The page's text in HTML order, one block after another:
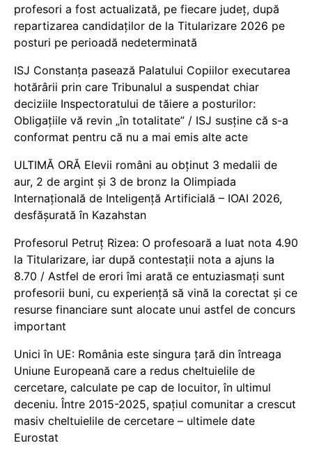
profesori a fost actualizată, pe fiecare județ, după
repartizarea candidaților de la Titularizare 2026 pe
posturi pe perioadă nedeterminată
ISJ Constanța pasează Palatului Copiilor executarea
hotărârii prin care Tribunalul a suspendat chiar
deciziile Inspectoratului de tăiere a posturilor:
Obligațiile vă revin „în totalitate” / ISJ susține că s-a
conformat pentru că nu a mai emis alte acte
ULTIMĂ ORĂ Elevii români au obținut 3 medalii de
aur, 2 de argint și 3 de bronz la Olimpiada
Internațională de Inteligență Artificială – IOAI 2026,
desfășurată în Kazahstan
Profesorul Petruț Rizea: O profesoară a luat nota 4.90
la Titularizare, iar după contestații nota a ajuns la
8.70 / Astfel de erori îmi arată ce entuziasmați sunt
profesorii buni, cu experiență să vină la corectat și ce
resurse financiare sunt alocate unui astfel de concurs
important
Unici în UE: România este singura țară din întreaga
Uniune Europeană care a redus cheltuielile de
cercetare, calculate pe cap de locuitor, în ultimul
deceniu. Între 2015-2025, spațiul comunitar a crescut
masiv cheltuielile de cercetare – ultimele date
Eurostat